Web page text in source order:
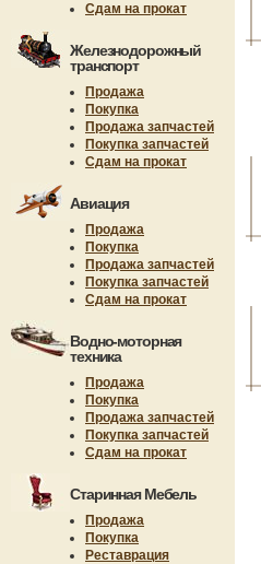
Сдам на прокат
Железнодорожный
транспорт
Продажа
Покупка
Продажа запчастей
Покупка запчастей
Сдам на прокат
Авиация
Продажа
Покупка
Продажа запчастей
Покупка запчастей
Сдам на прокат
Водно-моторная
техника
Продажа
Покупка
Продажа запчастей
Покупка запчастей
Сдам на прокат
Старинная Мебель
Продажа
Покупка
Реставрация